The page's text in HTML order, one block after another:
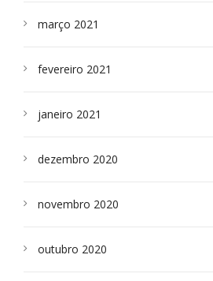
março 2021
fevereiro 2021
janeiro 2021
dezembro 2020
novembro 2020
outubro 2020